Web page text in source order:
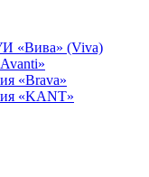
«Вива» (Viva)
«Brava»
«KANT»